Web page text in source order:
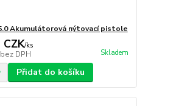
Akumulátorová nýtovací pistole
/ks
bez DPH Skladem
Přidat do košíku